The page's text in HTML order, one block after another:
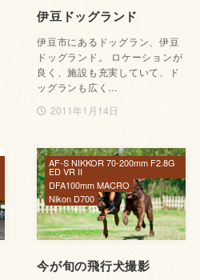
伊豆ドッグランド
伊豆市にあるドッグラン、伊豆
ドッグランド。 ロケーションが
良く、施設も充実していて、ド
ッグランも広く…
2011年1月14日
今が旬の飛行犬撮影
AF-S NIKKOR 70-200mm F2.8G
ED VR II
DFA100mm MACRO
Nikon D700